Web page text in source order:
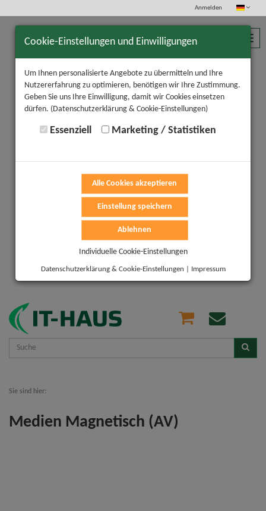
Anmelden
Cookie-Einstellungen und Einwilligungen
Um Ihnen personalisierte Angebote zu übermitteln und Ihre
Nutzererfahrung zu optimieren, benötigen wir Ihre Zustimmung.
Geben Sie uns Ihre Einwilligung, damit wir Cookies einsetzen
dürfen. (Datenschutzerklärung & Cookie-Einstellungen)
Essenziell Marketing / Statistiken
Alle Cookies akzeptieren
Einstellung speichern
Ablehnen
Individuelle Cookie-Einstellungen
Datenschutzerklärung & Cookie-Einstellungen Impressum
Sie sind hier:
Medien Magnetisch (AV)